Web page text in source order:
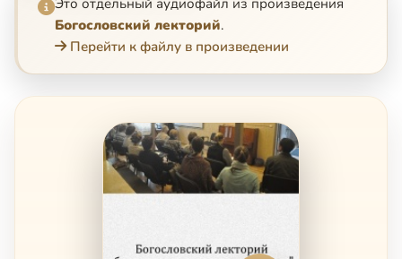
Богословский лекторий.
Перейти к файлу в произведении